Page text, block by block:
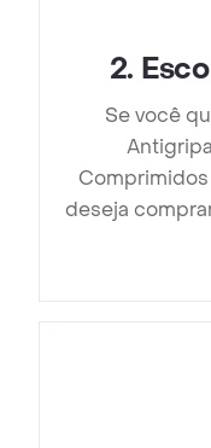
2.
Se você
deseja